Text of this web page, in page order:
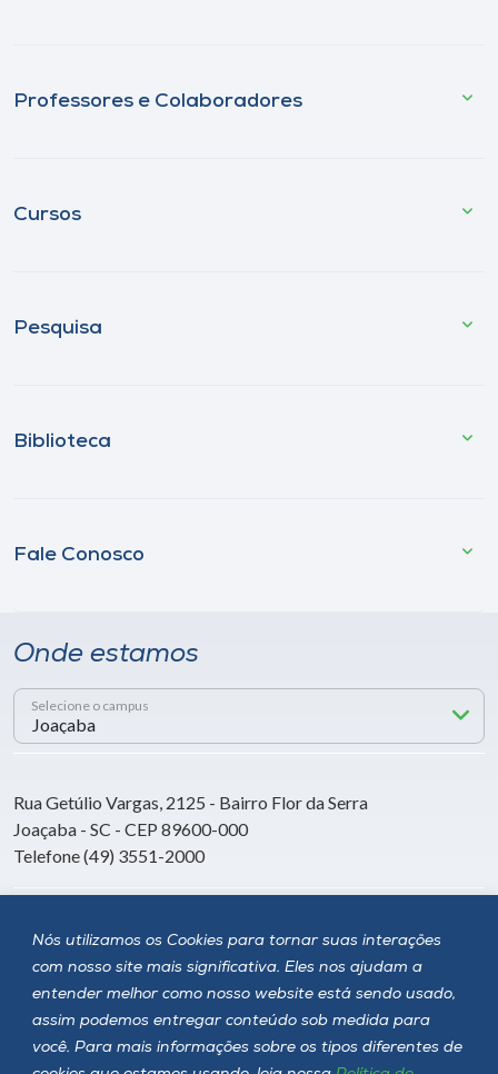
Nós utilizamos os Cookies para tornar suas interações
com nosso site mais significativa. Eles nos ajudam a
entender melhor como nosso website está sendo usado,
assim podemos entregar conteúdo sob medida para
você. Para mais informações sobre os tipos diferentes de
Professores e Colaboradores
Cursos
Pesquisa
Biblioteca
Fale Conosco
Onde estamos
Selecione o campus
Rua Getúlio Vargas, 2125 - Bairro Flor da Serra
Joaçaba - SC - CEP 89600-000
Telefone (49) 3551-2000
Siga a Unoesc